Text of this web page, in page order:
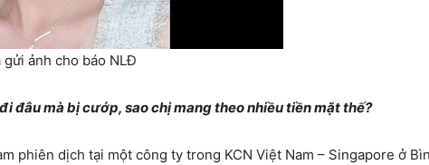
ảnh cho báo NLĐ
đâu mà bị cướp, sao chị mang theo nhiều tiền mặt thế?
phiên dịch tại một công ty trong KCN Việt Nam – Singapore ở